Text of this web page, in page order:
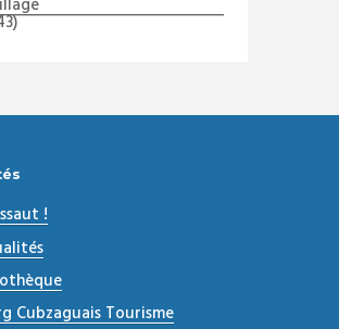
!
Cubzaguais Tourisme